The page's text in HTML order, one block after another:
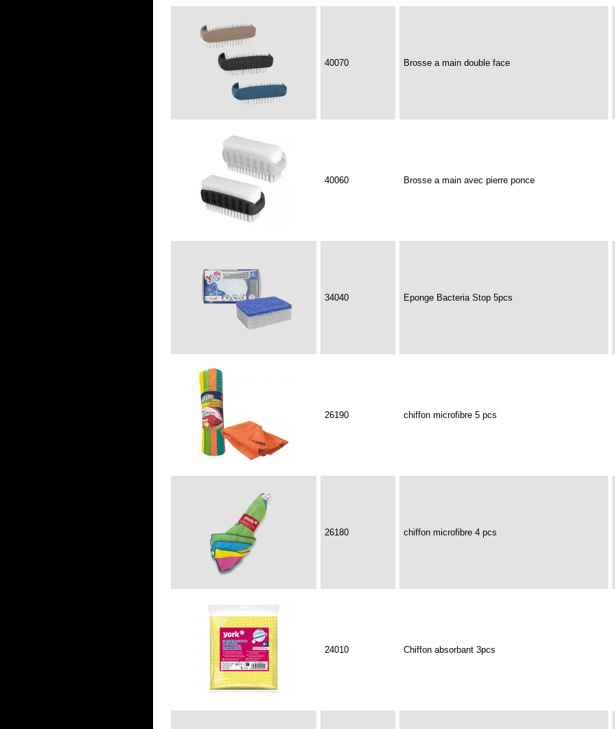
40070 Brosse a main double face
40060 Brosse a main avec pierre ponce
34040 Eponge Bacteria Stop 5pcs
26190 chiffon microfibre 5 pcs
26180 chiffon microfibre 4 pcs
24010 Chiffon absorbant 3pcs